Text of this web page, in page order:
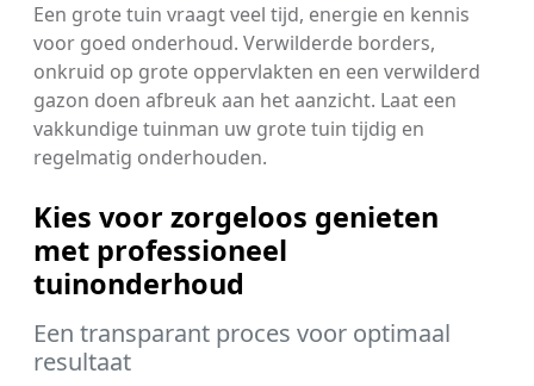
Een grote tuin vraagt veel tijd, energie en kennis
voor goed onderhoud. Verwilderde borders,
onkruid op grote oppervlakten en een verwilderd
gazon doen afbreuk aan het aanzicht. Laat een
vakkundige tuinman uw grote tuin tijdig en
regelmatig onderhouden.
Kies voor zorgeloos genieten
met professioneel
tuinonderhoud
Een transparant proces voor optimaal
resultaat